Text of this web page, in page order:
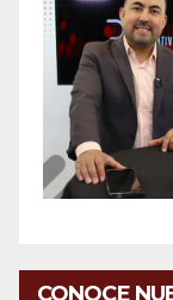
CONOCE